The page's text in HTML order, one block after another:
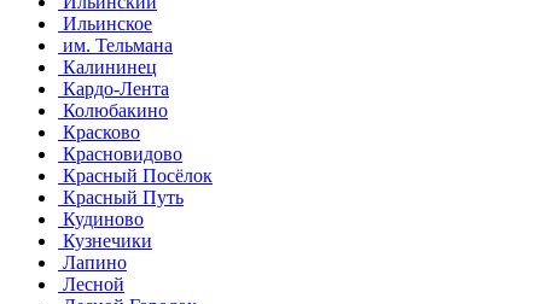
Ильинское
им. Тельмана
Калининец
Кардо-Лента
Колюбакино
Красково
Красновидово
Красный Посёлок
Красный Путь
Кудиново
Кузнечики
Лапино
Лесной